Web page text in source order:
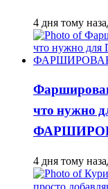
4 дня тому
что нужно
4 дня тому